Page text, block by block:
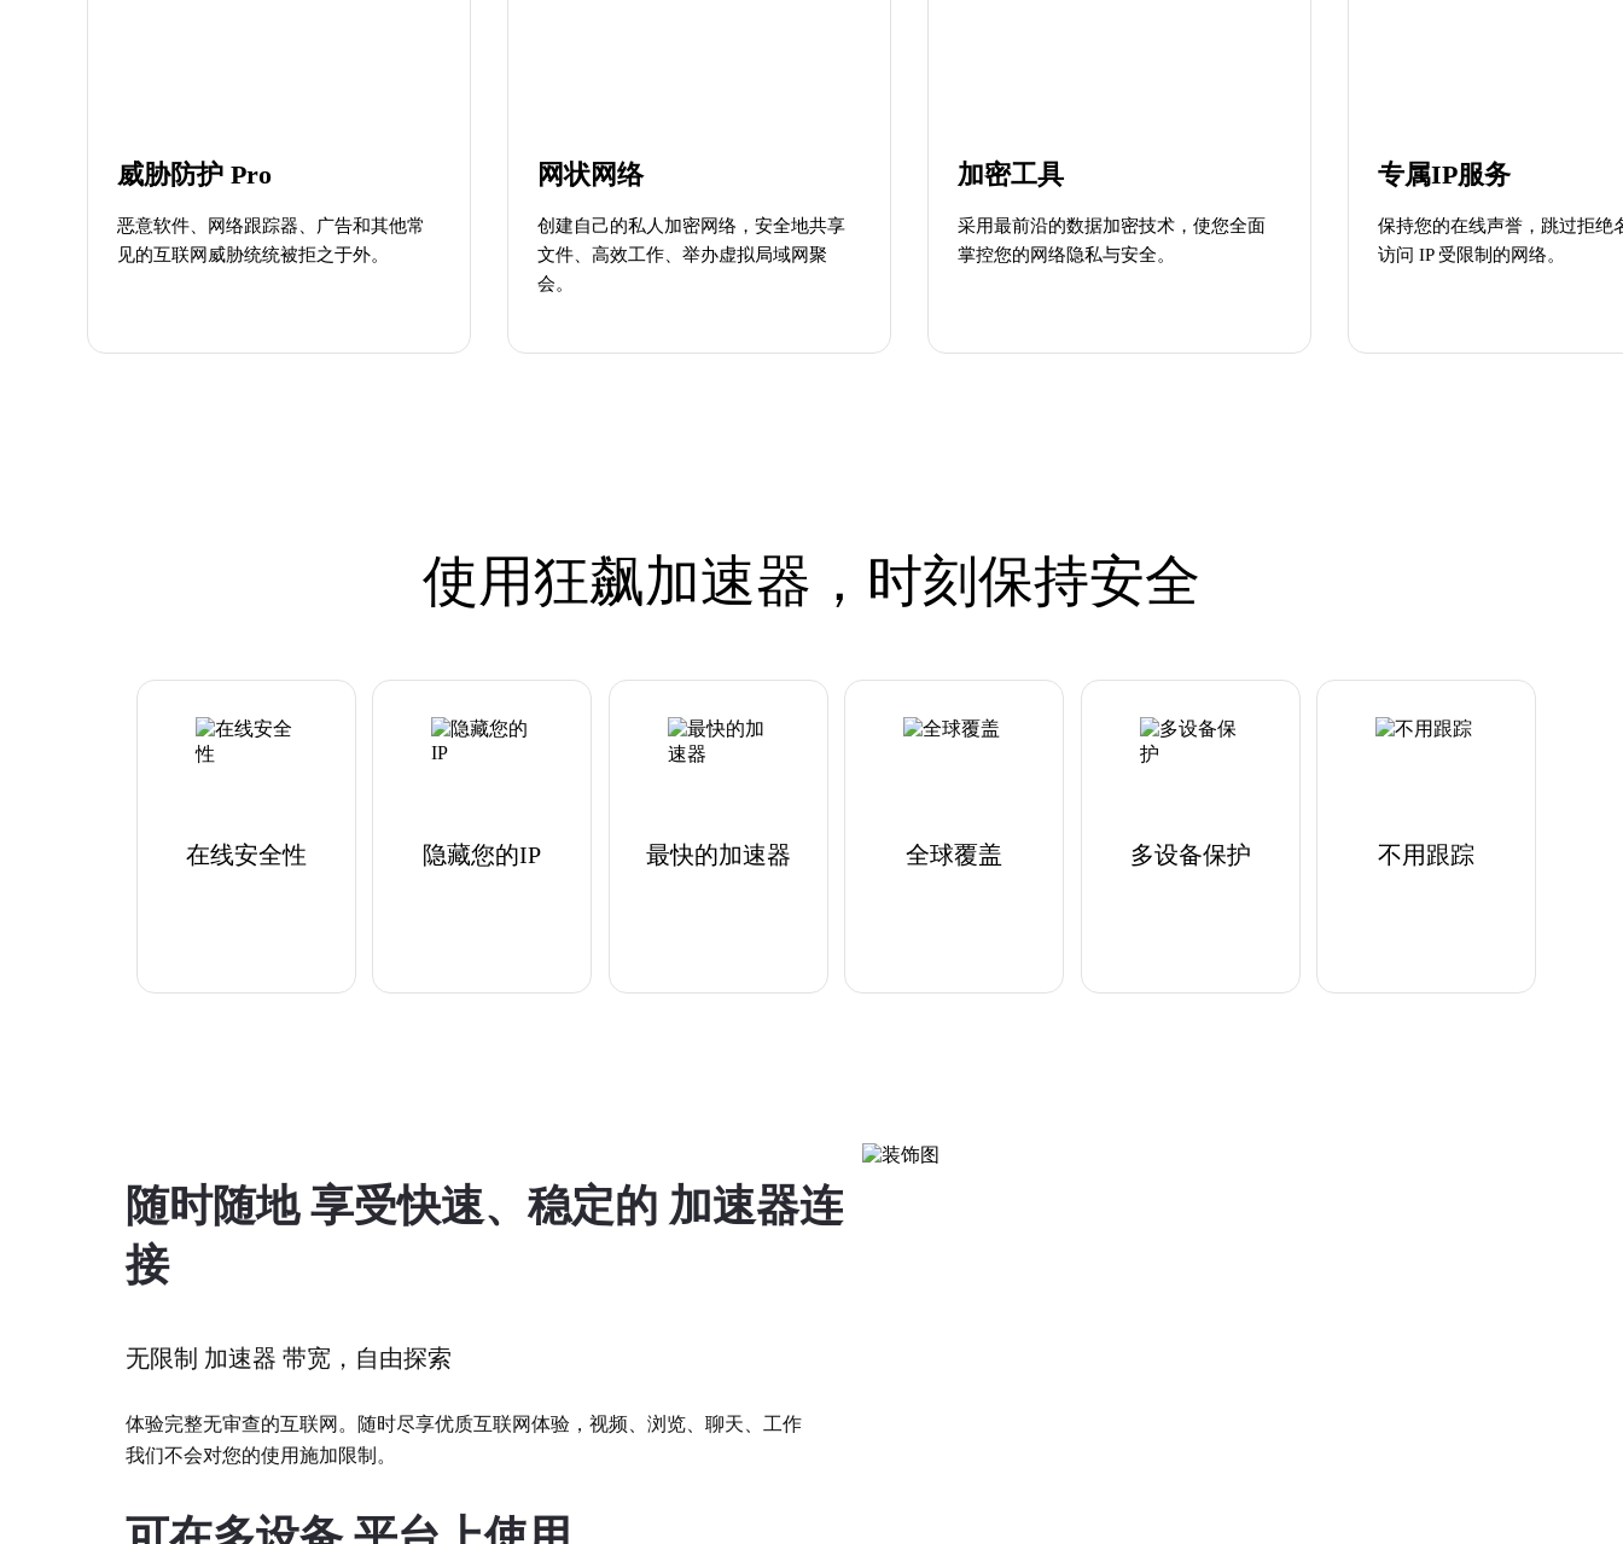
威胁防护 Pro
恶意软件、网络跟踪器、广告和其他常
见的互联网威胁统统被拒之于外。
网状网络
创建自己的私人加密网络，安全地共享
文件、高效工作、举办虚拟局域网聚
会。
加密工具
采用最前沿的数据加密技术，使您全面
掌控您的网络隐私与安全。
专属IP服务
保持您的在线声誉，跳过拒绝
访问 IP 受限制的网络。
使用狂飙加速器，时刻保持安全
在线安全性 隐藏您的IP 最快的加速器 全球覆盖 多设备保护 不用跟踪
随时随地 享受快速、稳定的 加速器连
接
无限制 加速器 带宽，自由探索
体验完整无审查的互联网。随时尽享优质互联网体验，视频、浏览、聊天、工作
我们不会对您的使用施加限制。